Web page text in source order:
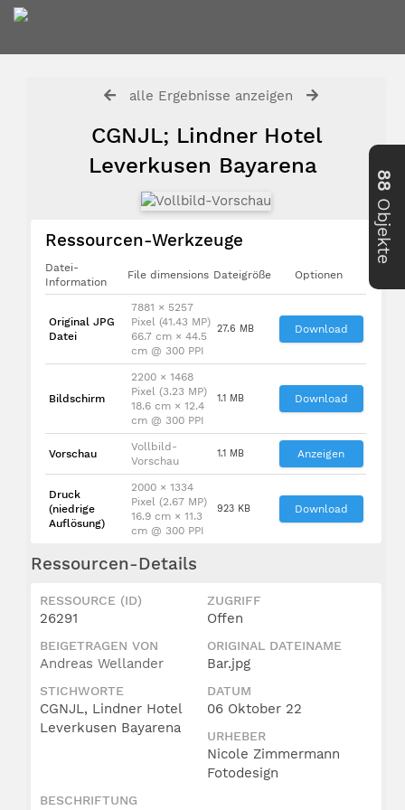
alle Ergebnisse anzeigen
CGNJL; Lindner Hotel
Leverkusen Bayarena
Ressourcen-Werkzeuge
Datei-
Information
File dimensions Dateigröße Optionen
Original JPG
Datei
7881 × 5257
Pixel (41.43 MP)
66.7 cm × 44.5
cm @ 300 PPI
27.6 MB Download
Bildschirm
2200 × 1468
Pixel (3.23 MP)
18.6 cm × 12.4
cm @ 300 PPI
1.1 MB Download
Vorschau
Vollbild-
Vorschau
1.1 MB Anzeigen
Druck
(niedrige
Auflösung)
2000 × 1334
Pixel (2.67 MP)
16.9 cm × 11.3
cm @ 300 PPI
923 KB Download
Ressourcen-Details
RESSOURCE (ID)
26291
ZUGRIFF
Offen
BEIGETRAGEN VON
Andreas Wellander
ORIGINAL DATEINAME
Bar.jpg
STICHWORTE
CGNJL, Lindner Hotel
Leverkusen Bayarena
DATUM
06 Oktober 22
URHEBER
Nicole Zimmermann
Fotodesign
BESCHRIFTUNG
88
Objekte